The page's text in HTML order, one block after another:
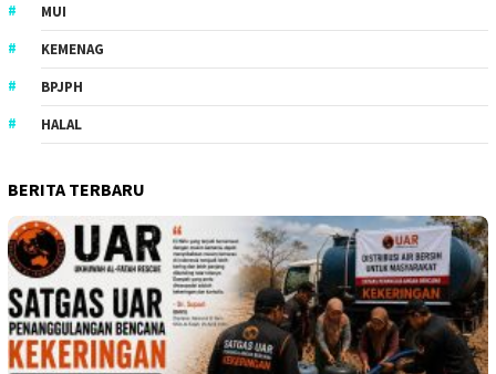
MUI
KEMENAG
BPJPH
HALAL
BERITA TERBARU